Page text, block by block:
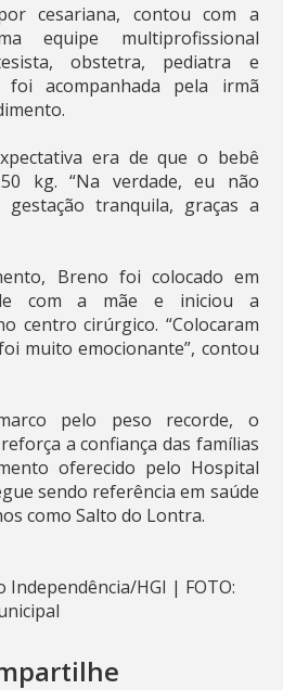
cesariana, contou com a
equipe multiprofissional
obstetra, pediatra e
foi acompanhada pela irmã
era de que o bebê
kg. “Na verdade, eu não
gestação tranquila, graças a
Breno foi colocado em
com a mãe e iniciou a
centro cirúrgico. “Colocaram
muito emocionante”, contou
pelo peso recorde, o
a confiança das famílias
oferecido pelo Hospital
sendo referência em saúde
como Salto do Lontra.
Independência/HGI | FOTO: